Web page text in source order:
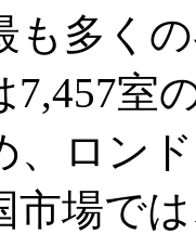
も多く
7,457室
、ロン
市場で